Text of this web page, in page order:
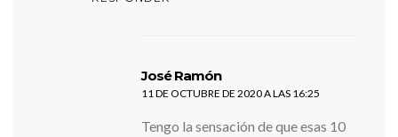
José Ramóndice:
11 DE OCTUBRE DE 2020 A LAS 16:25
Tengo la sensación de que esas 10